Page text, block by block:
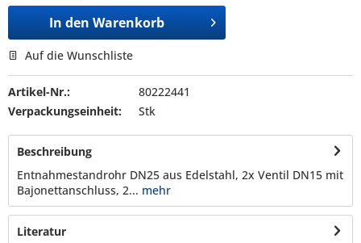
In den Warenkorb
Auf die Wunschliste
Artikel-Nr.:
80222441
Verpackungseinheit:
Stk
Beschreibung
Entnahmestandrohr DN25 aus Edelstahl, 2x Ventil DN15 mit
Bajonettanschluss, 2... mehr
Literatur